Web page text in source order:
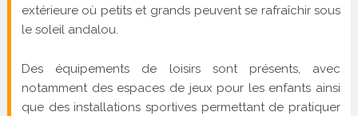
extérieure où petits et grands peuvent se rafraîchir sous
le soleil andalou.
Des équipements de loisirs sont présents, avec
notamment des espaces de jeux pour les enfants ainsi
que des installations sportives permettant de pratiquer